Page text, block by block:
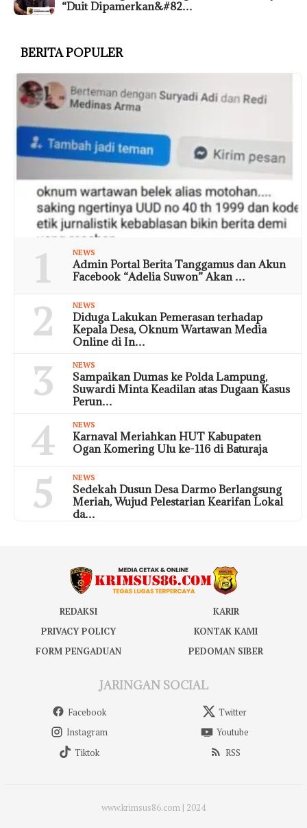
“Duit Dipamerkan&#82…
BERITA POPULER
1 NEWS
Admin Portal Berita Tanggamus dan Akun
Facebook “Adelia Suwon” Akan …
2 NEWS
Diduga Lakukan Pemerasan terhadap
Kepala Desa, Oknum Wartawan Media
Online di In…
3 NEWS
Sampaikan Dumas ke Polda Lampung,
Suwardi Minta Keadilan atas Dugaan Kasus
Perun…
4 NEWS
Karnaval Meriahkan HUT Kabupaten
Ogan Komering Ulu ke-116 di Baturaja
5 NEWS
Sedekah Dusun Desa Darmo Berlangsung
Meriah, Wujud Pelestarian Kearifan Lokal
da…
REDAKSI
KARIR
PRIVACY POLICY
KONTAK KAMI
FORM PENGADUAN
PEDOMAN SIBER
JARINGAN SOCIAL
Facebook
Twitter
Instagram
Youtube
Tiktok
RSS
www.krimsus86.com | 2024